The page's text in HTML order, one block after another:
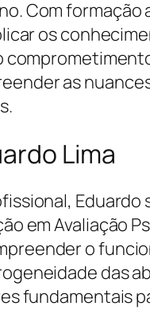
Com
os
as
Lima
em Avaliação
o
das
fundamentais